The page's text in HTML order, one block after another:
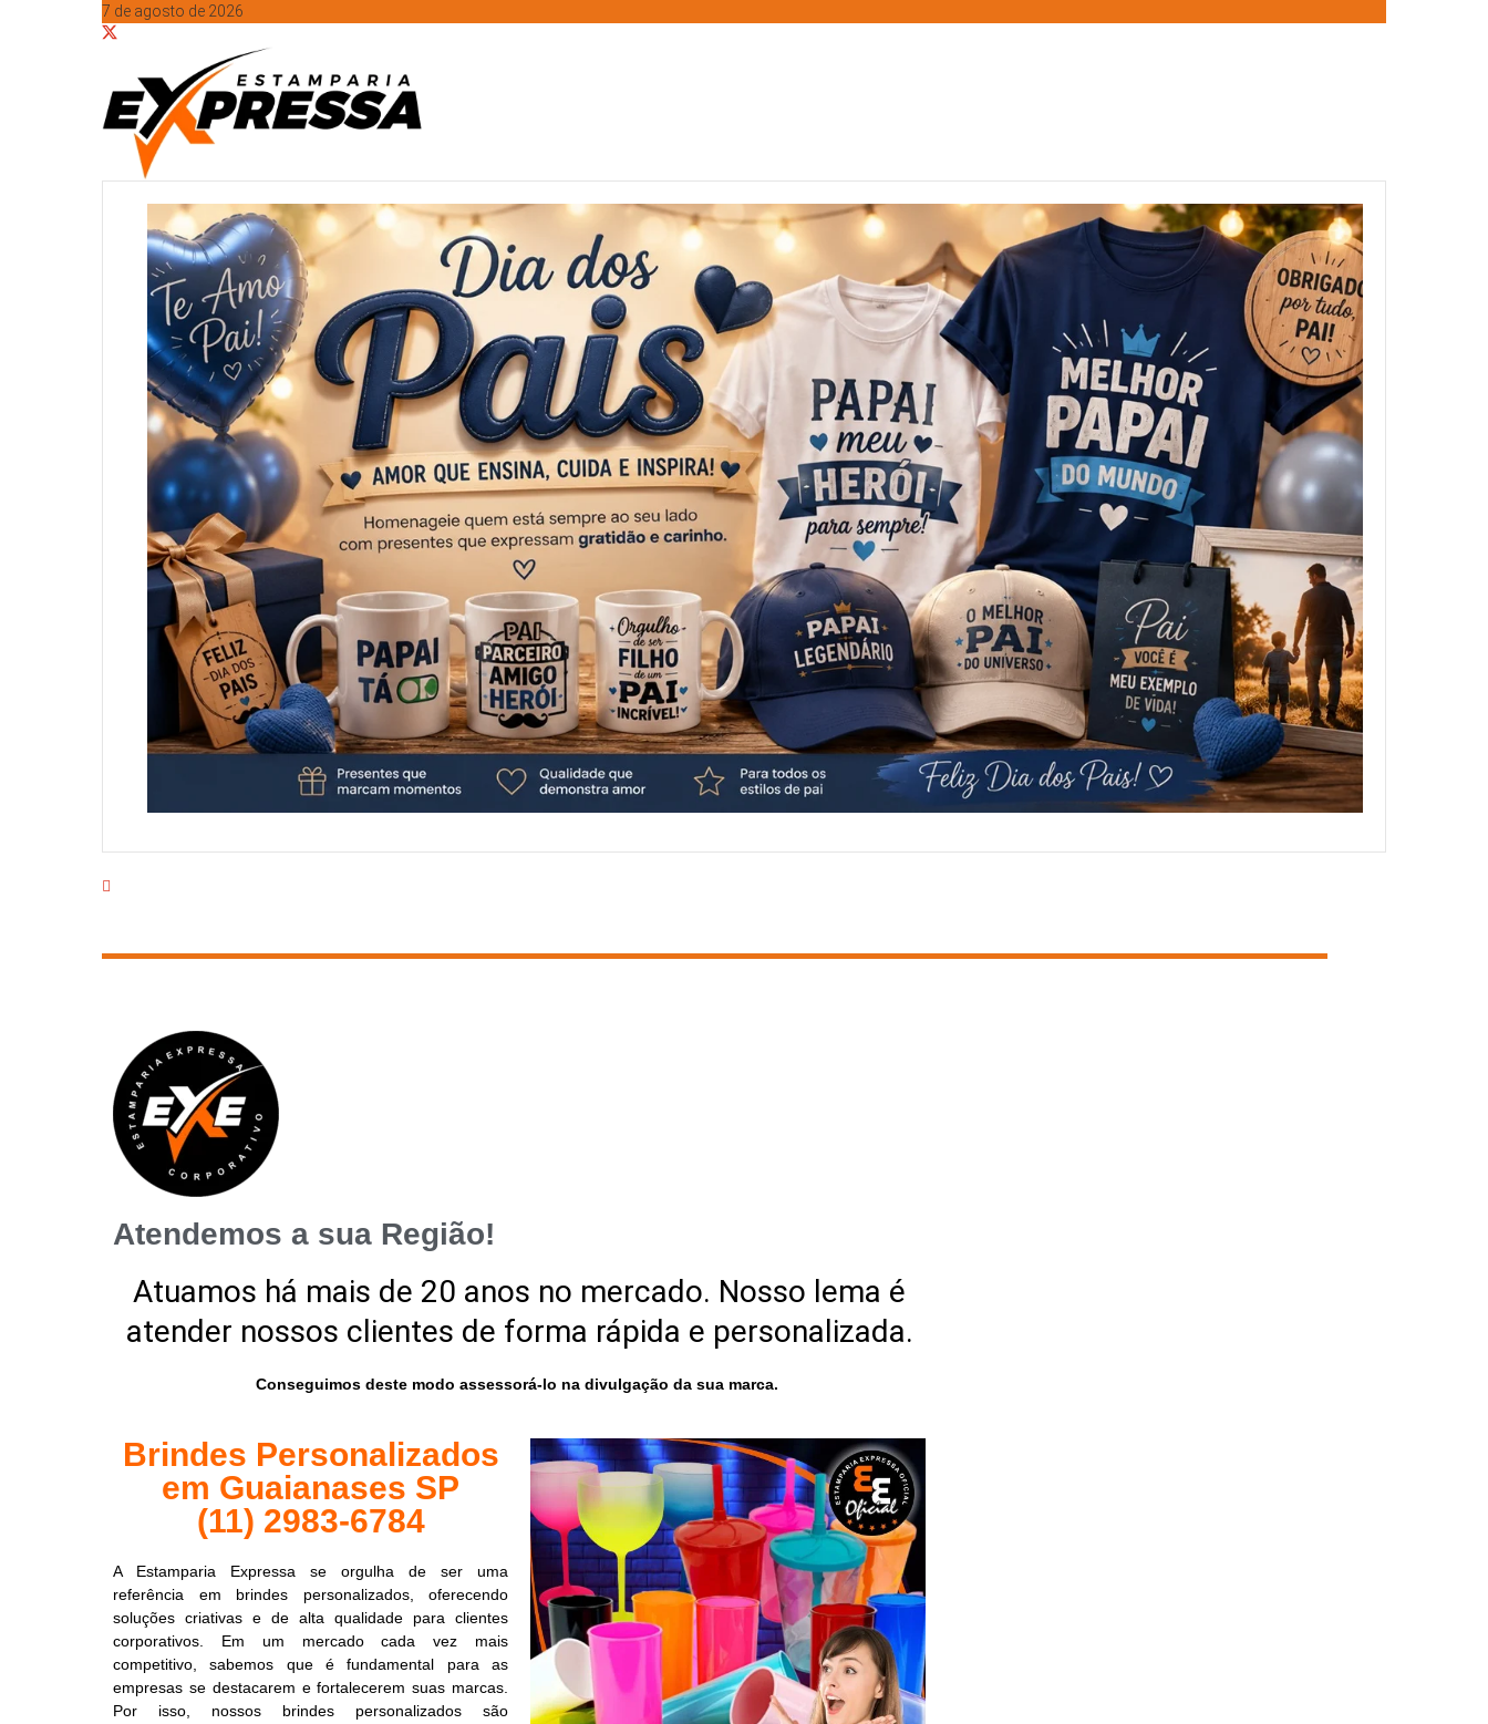
7 de agosto de 2026
Atendemos a sua Região!
Atuamos há mais de 20 anos no mercado. Nosso lema é
atender nossos clientes de forma rápida e personalizada.
Conseguimos deste modo assessorá-lo na divulgação da sua marca.
Brindes Personalizados
em Guaianases SP
(11) 2983-6784
A Estamparia Expressa se orgulha de ser uma
referência em brindes personalizados, oferecendo
soluções criativas e de alta qualidade para clientes
corporativos. Em um mercado cada vez mais
competitivo, sabemos que é fundamental para as
empresas se destacarem e fortalecerem suas marcas.
Por isso, nossos brindes personalizados são